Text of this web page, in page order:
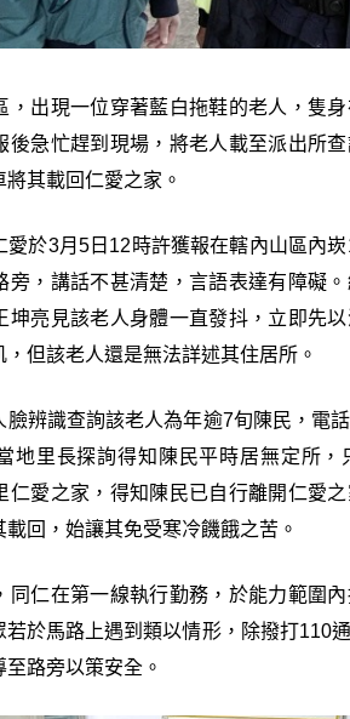
，出現一位穿著藍白拖鞋的老人，隻
後急忙趕到現場，將老人載至派出所
其載回仁愛之家。
愛於3月5日12時許獲報在轄內山區內
旁，講話不甚清楚，言語表達有障礙
坤亮見該老人身體一直發抖，立即先
但該老人還是無法詳述其住居所。
臉辨識查詢該老人為年逾7旬陳民，電
地里長探詢得知陳民平時居無定所，
仁愛之家，得知陳民已自行離開仁愛
回，始讓其免受寒冷饑餓之苦。
同仁在第一線執行勤務，於能力範圍
若於馬路上遇到類以情形，除撥打110
路旁以策安全。